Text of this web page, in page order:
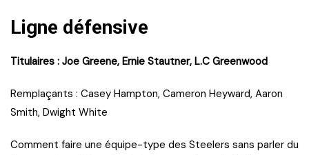
Ligne défensive
Titulaires : Joe Greene, Ernie Stautner, L.C Greenwood
Remplaçants : Casey Hampton, Cameron Heyward, Aaron
Smith, Dwight White
Comment faire une équipe-type des Steelers sans parler du